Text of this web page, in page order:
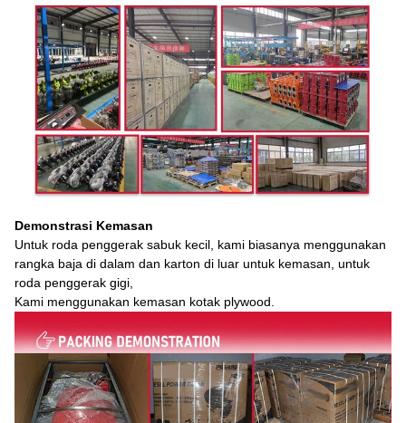
Demonstrasi Kemasan
Untuk roda penggerak sabuk kecil, kami biasanya menggunakan
rangka baja di dalam dan karton di luar untuk kemasan, untuk
roda penggerak gigi,
Kami menggunakan kemasan kotak plywood.